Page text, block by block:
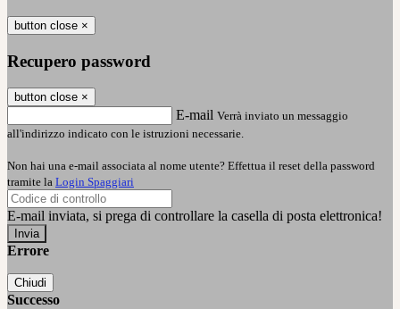
button close ×
Recupero password
button close ×
E-mail Verrà inviato un messaggio
all'indirizzo indicato con le istruzioni necessarie.
Non hai una e-mail associata al nome utente? Effettua il reset della password
tramite la Login Spaggiari
E-mail inviata, si prega di controllare la casella di posta elettronica!
Errore
Chiudi
Successo